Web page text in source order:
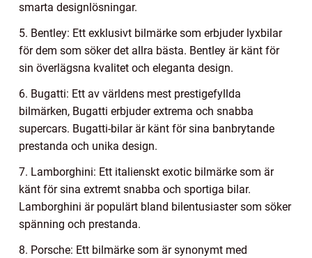
smarta designlösningar.
5. Bentley: Ett exklusivt bilmärke som erbjuder lyxbilar
för dem som söker det allra bästa. Bentley är känt för
sin överlägsna kvalitet och eleganta design.
6. Bugatti: Ett av världens mest prestigefyllda
bilmärken, Bugatti erbjuder extrema och snabba
supercars. Bugatti-bilar är känt för sina banbrytande
prestanda och unika design.
7. Lamborghini: Ett italienskt exotic bilmärke som är
känt för sina extremt snabba och sportiga bilar.
Lamborghini är populärt bland bilentusiaster som söker
spänning och prestanda.
8. Porsche: Ett bilmärke som är synonymt med